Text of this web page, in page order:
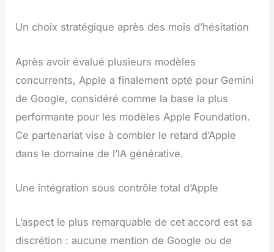
Un choix stratégique après des mois d’hésitation
Après avoir évalué plusieurs modèles
concurrents, Apple a finalement opté pour Gemini
de Google, considéré comme la base la plus
performante pour les modèles Apple Foundation.
Ce partenariat vise à combler le retard d’Apple
dans le domaine de l’IA générative.
Une intégration sous contrôle total d’Apple
L’aspect le plus remarquable de cet accord est sa
discrétion : aucune mention de Google ou de